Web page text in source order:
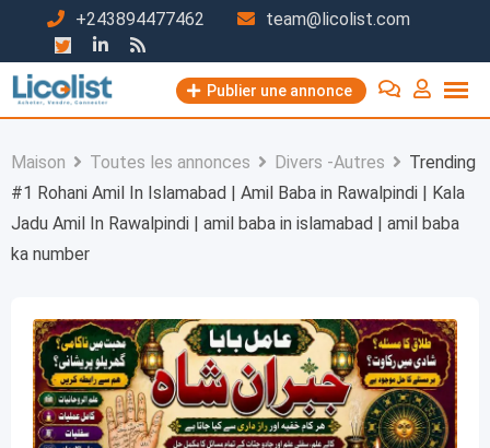
contenu
+243894477462 team@licolist.com
Publier une annonce
Maison Toutes les annonces Divers -Autres
Trending
#1 Rohani Amil In Islamabad | Amil Baba in Rawalpindi | Kala
Jadu Amil In Rawalpindi | amil baba in islamabad | amil baba
ka number